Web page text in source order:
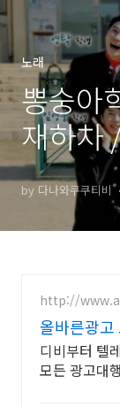
노래
뽕숭아
재하차
랑의
by 다나와쿠쿠티비
http://
올바른광
비광고
디비부터 텔
모든 광고대